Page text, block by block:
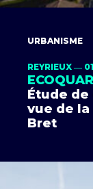
URBANISME
REYRIEUX ―
Étude
vue de la
Bret